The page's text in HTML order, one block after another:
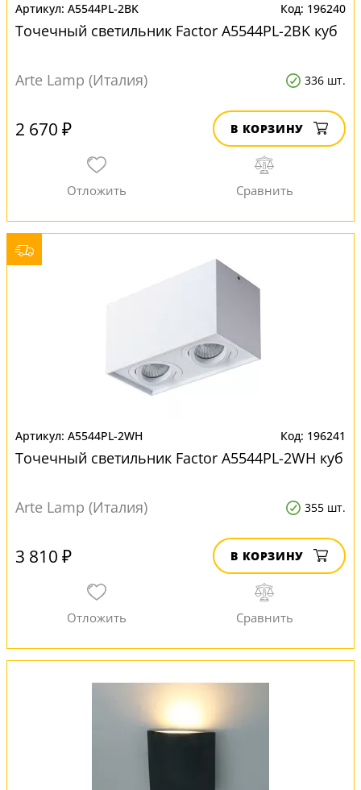
A5544PL-2BK 196240
Точечный светильник Factor A5544PL-2BK куб
Arte Lamp (Италия) 336 шт.
2 670 ₽ В КОРЗИНУ
A5544PL-2WH 196241
Точечный светильник Factor A5544PL-2WH куб
Arte Lamp (Италия) 355 шт.
3 810 ₽ В КОРЗИНУ